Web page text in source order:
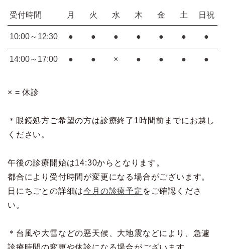
受付時間 月 火 水 木 金 土 日祝
10:00～12:30 ● ● ● ● ● ● ●
14:00～17:00 ● ● × ● ● ● ●
× = 休診
＊眼鏡処方ご希望の方は診療終了1時間前までにお越し
ください。
午後の診療開始は14:30からとなります。
都合により受付時間が変更になる場合がございます。
日にちごとの詳細は今月の診療予定 をご確認くださ
い。
＊台風や大雪などの悪天候、大地震などにより、急遽
診療時間の変更や休診になる場合がございます。